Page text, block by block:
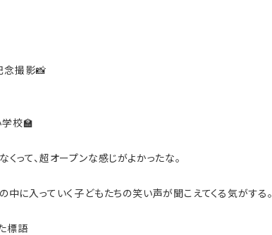
念撮影📸
校🏫
くって、超オープンな感じがよかったな。
中に入っていく子どもたちの笑い声が聞こえてくる気がする。
標語